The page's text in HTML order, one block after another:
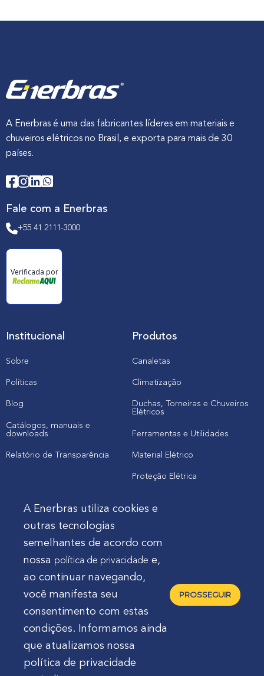
A Enerbras é uma das fabricantes líderes em materiais e
chuveiros elétricos no Brasil, e exporta para mais de 30
países.
Fale com a Enerbras
+55 41 2111-3000
Verificada por
Institucional
Sobre
Políticas
Blog
Catálogos, manuais e
downloads
Relatório de Transparência
Produtos
Canaletas
Climatização
Duchas, Torneiras e Chuveiros
Elétricos
Ferramentas e Utilidades
Material Elétrico
Proteção Elétrica
Cliente
Onde comprar produtos
Quero Enerbras na minha loja
Enerbras Materiais Elétricos Ltda.
A Enerbras utiliza cookies e
outras tecnologias
semelhantes de acordo com
nossa política de privacidade e,
ao continuar navegando,
você manifesta seu
consentimento com estas
condições. Informamos ainda
que atualizamos nossa
política de privacidade
PROSSEGUIR